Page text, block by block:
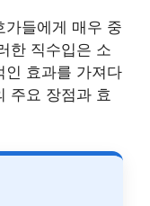
가들에게 매우 중
한 직수입은 소
인 효과를 가져다
주요 장점과 효